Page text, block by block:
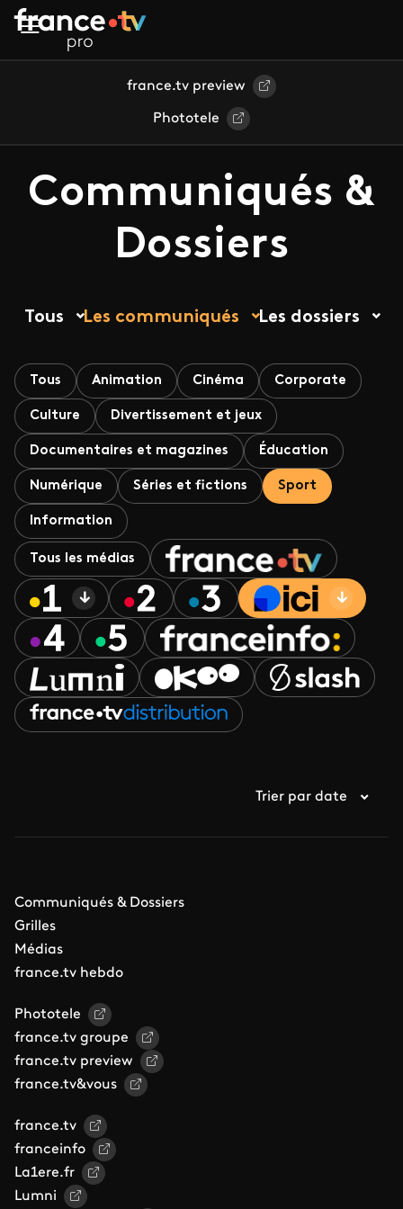
Aller au contenu principal
france.tv preview
Phototele
Communiqués &
Dossiers
Tous Les communiqués Les dossiers
Tous Animation Cinéma Corporate
Culture Divertissement et jeux
Documentaires et magazines Éducation
Numérique Séries et fictions Sport
Information
Tous les médias
Trier par date
Communiqués & Dossiers
Grilles
Médias
france.tv hebdo
Phototele
france.tv groupe
france.tv preview
france.tv&vous
france.tv
franceinfo
La1ere.fr
Lumni